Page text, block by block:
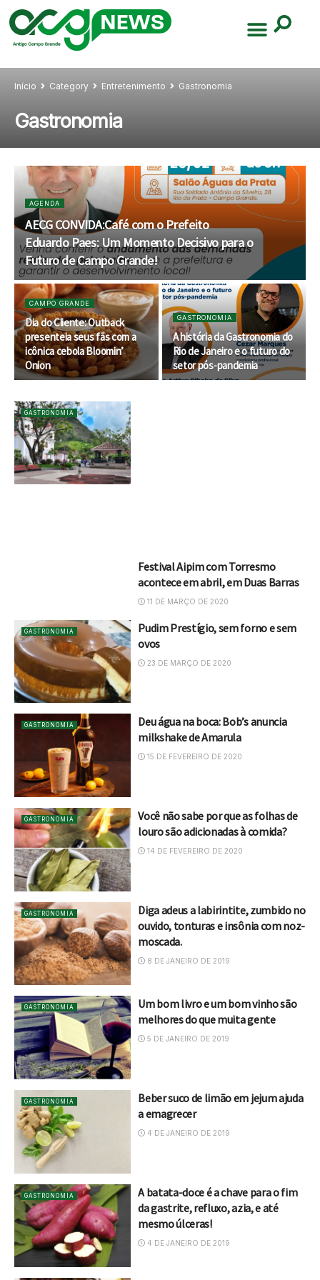
Início Category Entretenimento Gastronomia
Gastronomia
AGENDA
AECG CONVIDA:Café com o Prefeito
Eduardo Paes: Um Momento Decisivo para o
Futuro de Campo Grande!
CAMPO GRANDE
Dia do Cliente: Outback
presenteia seus fãs com a
icônica cebola Bloomin’
Onion
GASTRONOMIA
A história da Gastronomia do
Rio de Janeiro e o futuro do
setor pós-pandemia
GASTRONOMIA
Festival Aipim com Torresmo
acontece em abril, em Duas Barras
11 DE MARÇO DE 2020
GASTRONOMIA
Pudim Prestígio, sem forno e sem
ovos
23 DE MARÇO DE 2020
GASTRONOMIA
Deu água na boca: Bob’s anuncia
milkshake de Amarula
15 DE FEVEREIRO DE 2020
GASTRONOMIA
Você não sabe por que as folhas de
louro são adicionadas à comida?
14 DE FEVEREIRO DE 2020
GASTRONOMIA
Diga adeus a labirintite, zumbido no
ouvido, tonturas e insônia com noz-
moscada.
8 DE JANEIRO DE 2019
GASTRONOMIA
Um bom livro e um bom vinho são
melhores do que muita gente
5 DE JANEIRO DE 2019
GASTRONOMIA
Beber suco de limão em jejum ajuda
a emagrecer
4 DE JANEIRO DE 2019
GASTRONOMIA
A batata-doce é a chave para o fim
da gastrite, refluxo, azia, e até
mesmo úlceras!
4 DE JANEIRO DE 2019